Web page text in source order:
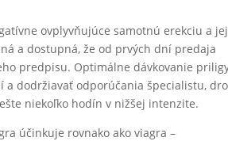
ovplyvňujúce samotnú erekciu a jej
a dostupná, že od prvých dní predaja
predpisu. Optimálne dávkovanie
a dodržiavať odporúčania špecialistu,
niekoľko hodín v nižšej intenzite.
účinkuje rovnako ako viagra –